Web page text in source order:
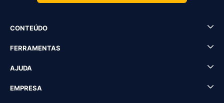
CONTEÚDO
FERRAMENTAS
AJUDA
EMPRESA